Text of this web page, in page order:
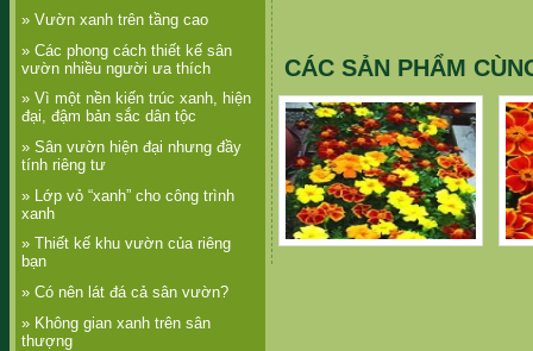
» Vườn xanh trên tầng cao
» Các phong cách thiết kế sân
vườn nhiều người ưa thích
» Vì một nền kiến trúc xanh, hiện
đại, đậm bản sắc dân tộc
» Sân vườn hiện đại nhưng đầy
tính riêng tư
» Lớp vỏ “xanh” cho công trình
xanh
» Thiết kế khu vườn của riêng
bạn
» Có nên lát đá cả sân vườn?
» Không gian xanh trên sân
thượng
CÁC SẢN PHẨM
Vạn Thọ Pháp